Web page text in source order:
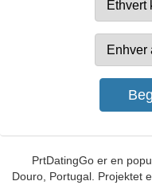
PrtDatingGo er en
Douro, Portugal. Projektet